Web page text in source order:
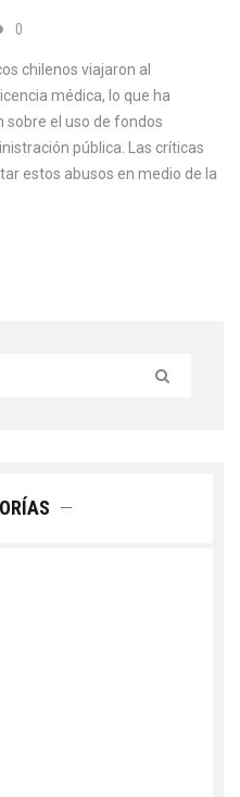
0
chilenos viajaron al
médica, lo que ha
sobre el uso de fondos
pública. Las críticas
estos abusos en medio de la